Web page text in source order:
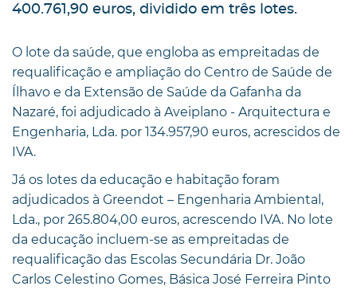
400.761,90 euros, dividido em três lotes.
O lote da saúde, que engloba as empreitadas de
requalificação e ampliação do Centro de Saúde de
Ílhavo e da Extensão de Saúde da Gafanha da
Nazaré, foi adjudicado à Aveiplano - Arquitectura e
Engenharia, Lda. por 134.957,90 euros, acrescidos de
IVA.
Já os lotes da educação e habitação foram
adjudicados à Greendot – Engenharia Ambiental,
Lda., por 265.804,00 euros, acrescendo IVA. No lote
da educação incluem-se as empreitadas de
requalificação das Escolas Secundária Dr. João
Carlos Celestino Gomes, Básica José Ferreira Pinto